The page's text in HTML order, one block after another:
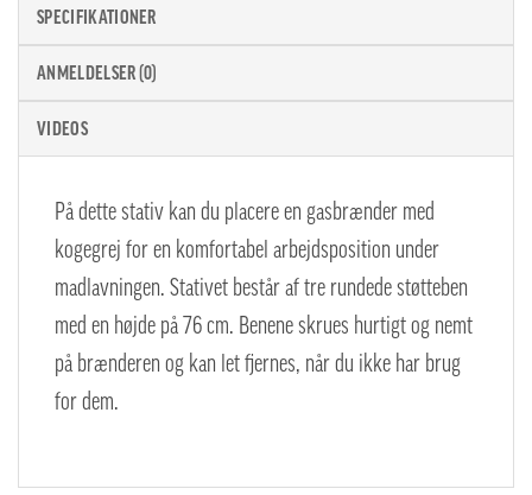
SPECIFIKATIONER
ANMELDELSER (0)
VIDEOS
På dette stativ kan du placere en gasbrænder med
kogegrej for en komfortabel arbejdsposition under
madlavningen. Stativet består af tre rundede støtteben
med en højde på 76 cm. Benene skrues hurtigt og nemt
på brænderen og kan let fjernes, når du ikke har brug
for dem.